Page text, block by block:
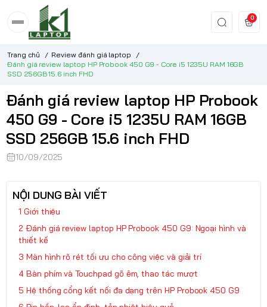
0
Trang chủ / Review đánh giá laptop
/
Đánh giá review laptop HP Probook 450 G9 - Core i5 1235U RAM 16GB
SSD 256GB 15.6 inch FHD
Đánh giá review laptop HP Probook
450 G9 - Core i5 1235U RAM 16GB
SSD 256GB 15.6 inch FHD
10/09/2025
NỘI DUNG BÀI VIẾT
Giới thiệu
Đánh giá review laptop HP Probook 450 G9: Ngoại hình và
thiết kế
Màn hình rõ rét tối ưu cho công việc và giải trí
Bàn phím và Touchpad gõ êm, thao tác mượt
Hệ thống cổng kết nối đa dạng trên HP Probook 450 G9